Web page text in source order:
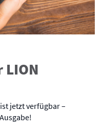
jetzt verfügbar –